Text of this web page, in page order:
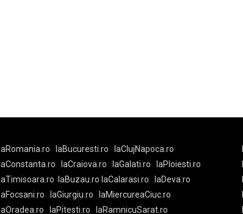
laRomania.ro laBucuresti.ro
laClujNapoca.ro
laConstanta.ro
laCraiova.ro laGalati.ro
laPloiesti.ro
laTimisoara.ro
laBuzau.ro laCalarasi.ro
laDeva.ro
laFocsani.ro
laGiurgiu.ro
laMiercureaCiuc.ro
laOradea.ro
laPitesti.ro laRamnicuSarat.ro